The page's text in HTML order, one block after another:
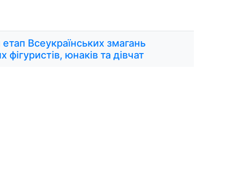
Всеукраїнських змагань
фігуристів, юнаків та дівчат